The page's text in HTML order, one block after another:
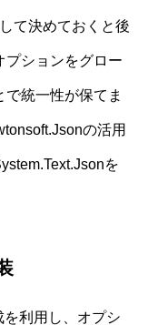
て決めておくと後
プションをグロー
統一性が保てま
の活用
を
利用し、オプシ